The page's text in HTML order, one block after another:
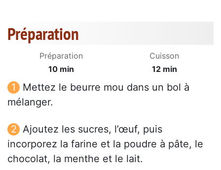
Préparation
Préparation
10 min
Cuisson
12 min
Mettez le beurre mou dans un bol à
mélanger.
Ajoutez les sucres, l’œuf, puis
incorporez la farine et la poudre à pâte, le
chocolat, la menthe et le lait.